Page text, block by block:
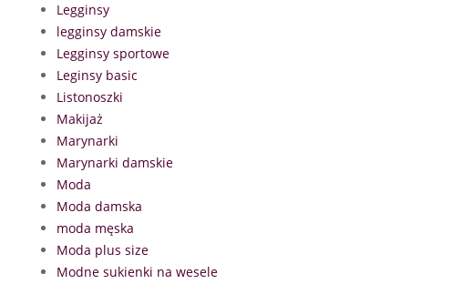
Legginsy
legginsy damskie
Legginsy sportowe
Leginsy basic
Listonoszki
Makijaż
Marynarki
Marynarki damskie
Moda
Moda damska
moda męska
Moda plus size
Modne sukienki na wesele